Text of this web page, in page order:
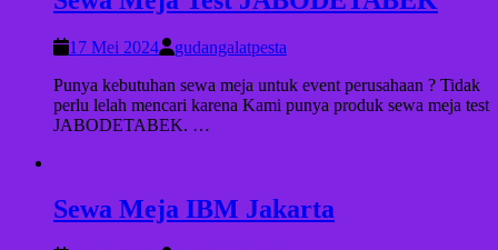
17 Mei 2024
gudangalatpesta
Punya kebutuhan sewa meja untuk event perusahaan ? Tidak
perlu lelah mencari karena Kami punya produk sewa meja test
JABODETABEK. …
Sewa Meja IBM Jakarta